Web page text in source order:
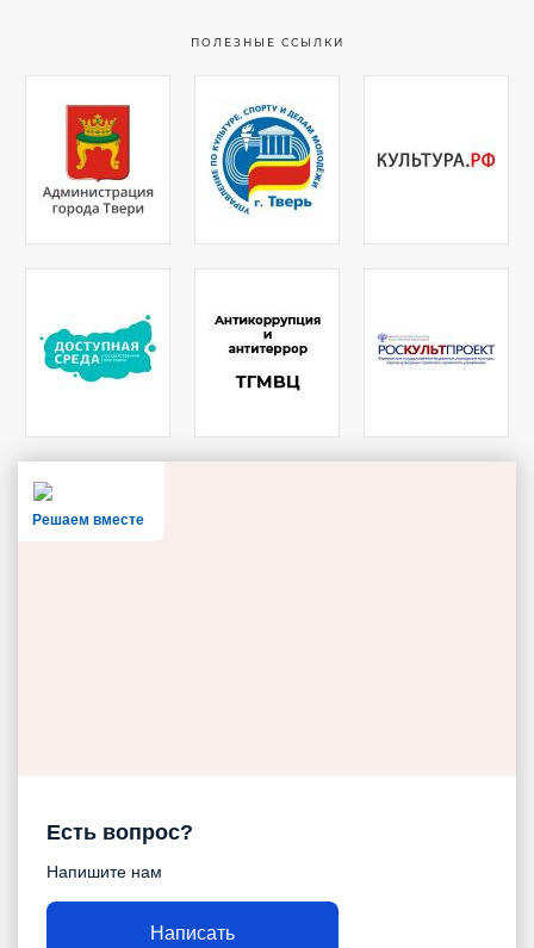
ПОЛЕЗНЫЕ ССЫЛКИ
Решаем вместе
Есть вопрос?
Напишите нам
Написать